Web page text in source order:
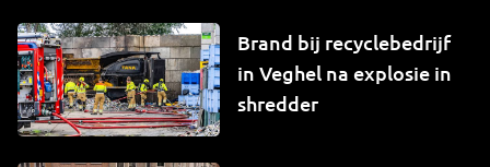
Brand bij recyclebedrijf
in Veghel na explosie in
shredder